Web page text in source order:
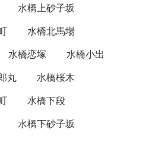
水橋上砂子坂
水橋北馬場
水橋恋塚
水橋小出
丸
水橋桜木
水橋下段
水橋下砂子坂